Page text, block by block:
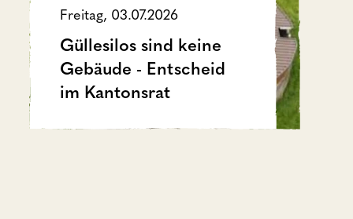
Freitag, 03.07.2026
Güllesilos sind keine
Gebäude - Entscheid
im Kantonsrat